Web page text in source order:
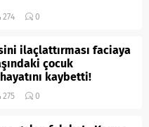
274 0
ilaçlattırması faciaya
çocuk
kaybetti!
275 0